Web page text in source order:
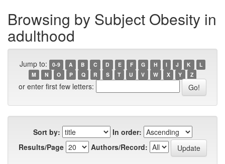
Browsing by Subject Obesity in
adulthood
Jump to: 0-9 A B C D E F G H I J K
L
M
N O P Q R S T U V W X Y Z
or enter first few letters:
Sort by:
In order:
Results/Page
Authors/Record: